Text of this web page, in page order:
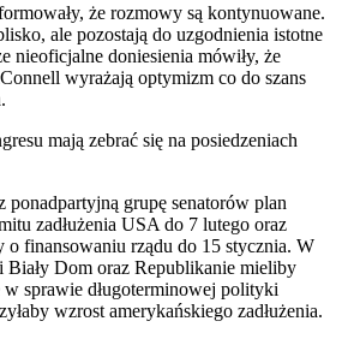
że rozmowy są kontynuowane.
ale pozostają do uzgodnienia istotne
nieoficjalne doniesienia mówiły, że
wyrażają optymizm co do szans
mają zebrać się na posiedzeniach
grupę senatorów plan
zadłużenia USA do 7 lutego oraz
o finansowaniu rządu do 15 stycznia. W
Biały Dom oraz Republikanie mieliby
w sprawie długoterminowej polityki
wzrost amerykańskiego zadłużenia.